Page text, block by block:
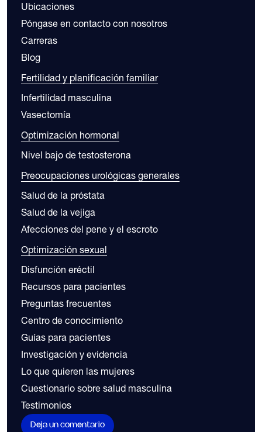
Ubicaciones
Póngase en contacto con nosotros
Carreras
Blog
Fertilidad y planificación familiar
Infertilidad masculina
Vasectomía
Optimización hormonal
Nivel bajo de testosterona
Preocupaciones urológicas generales
Salud de la próstata
Salud de la vejiga
Afecciones del pene y el escroto
Optimización sexual
Disfunción eréctil
Recursos para pacientes
Preguntas frecuentes
Centro de conocimiento
Guías para pacientes
Investigación y evidencia
Lo que quieren las mujeres
Cuestionario sobre salud masculina
Testimonios
Deja un comentario